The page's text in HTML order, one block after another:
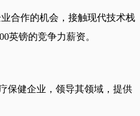
合作的机会，接触现代技术栈
英镑的竞争力薪资。
保健企业，领导其领域，提供